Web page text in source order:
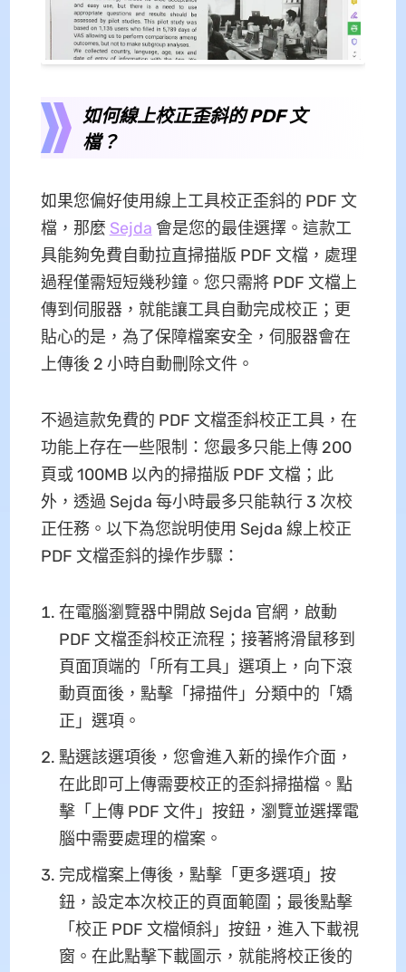
如何線上校正歪斜的 PDF 文
檔？
如果您偏好使用線上工具校正歪斜的 PDF 文
檔，那麼 Sejda 會是您的最佳選擇。這款工
具能夠免費自動拉直掃描版 PDF 文檔，處理
過程僅需短短幾秒鐘。您只需將 PDF 文檔上
傳到伺服器，就能讓工具自動完成校正；更
貼心的是，為了保障檔案安全，伺服器會在
上傳後 2 小時自動刪除文件。
不過這款免費的 PDF 文檔歪斜校正工具，在
功能上存在一些限制：您最多只能上傳 200
頁或 100MB 以內的掃描版 PDF 文檔；此
外，透過 Sejda 每小時最多只能執行 3 次校
正任務。以下為您說明使用 Sejda 線上校正
PDF 文檔歪斜的操作步驟：
在電腦瀏覽器中開啟 Sejda 官網，啟動
PDF 文檔歪斜校正流程；接著將滑鼠移到
頁面頂端的「所有工具」選項上，向下滾
動頁面後，點擊「掃描件」分類中的「矯
正」選項。
點選該選項後，您會進入新的操作介面，
在此即可上傳需要校正的歪斜掃描檔。點
擊「上傳 PDF 文件」按鈕，瀏覽並選擇電
腦中需要處理的檔案。
完成檔案上傳後，點擊「更多選項」按
鈕，設定本次校正的頁面範圍；最後點擊
「校正 PDF 文檔傾斜」按鈕，進入下載視
窗。在此點擊下載圖示，就能將校正後的